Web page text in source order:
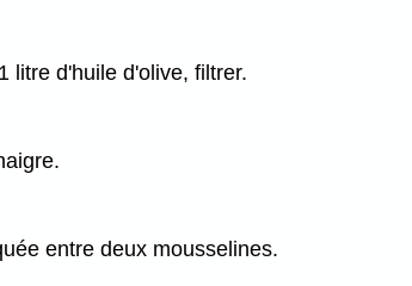
litre d'huile d'olive, filtrer.
entre deux mousselines.